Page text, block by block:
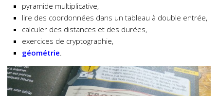
pyramide multiplicative,
lire des coordonnées dans un tableau à double entrée,
calculer des distances et des durées,
exercices de cryptographie,
géométrie